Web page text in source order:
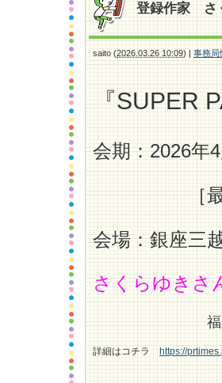
登録作家 さ
saito (2026.03.26 10:09) | 事務局
『SUPER
会期：2026年
［最終日
会場：銀座
さくらゆきさ
福永紙工＜空
詳細はコチラ https://